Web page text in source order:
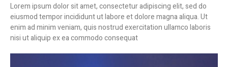
Lorem ipsum dolor sit amet, consectetur adipiscing elit, sed do
eiusmod tempor incididunt ut labore et dolore magna aliqua. Ut
enim ad minim veniam, quis nostrud exercitation ullamco laboris
nisi ut aliquip ex ea commodo consequat